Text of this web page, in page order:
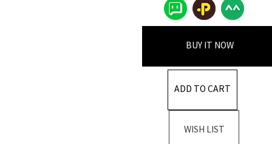
BUY IT NOW
ADD TO CART
WISH LIST